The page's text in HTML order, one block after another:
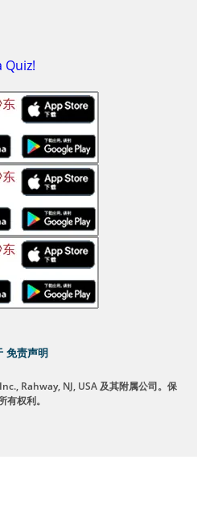
Quiz!
免责声明
Rahway, NJ, USA 及其附属公司。保
有权利。